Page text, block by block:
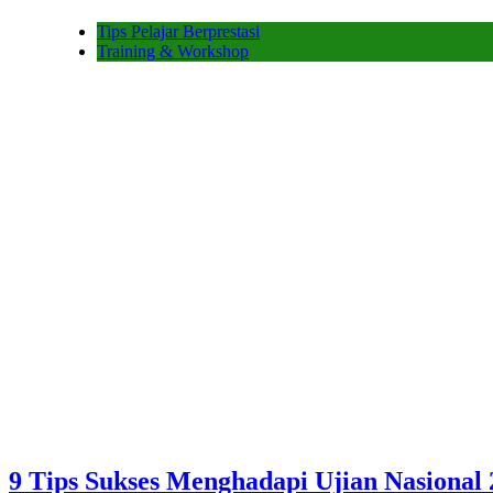
Tips Pelajar Berprestasi
Training & Workshop
9 Tips Sukses Menghadapi Ujian Nasional